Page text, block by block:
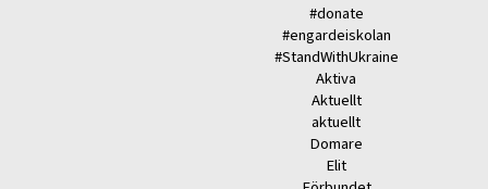
#donate
#engardeiskolan
#StandWithUkraine
Aktiva
Aktuellt
aktuellt
Domare
Elit